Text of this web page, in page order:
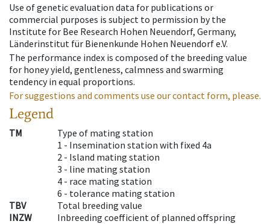
Use of genetic evaluation data for publications or
commercial purposes is subject to permission by the
Institute for Bee Research Hohen Neuendorf, Germany,
Länderinstitut für Bienenkunde Hohen Neuendorf e.V.
The performance index is composed of the breeding value
for honey yield, gentleness, calmness and swarming
tendency in equal proportions.
For suggestions and comments use our contact form, please.
Legend
TM
Type of mating station
1 - Insemination station with fixed 4a
2 - Island mating station
3 - line mating station
4 - race mating station
6 - tolerance mating station
TBV
Total breeding value
INZW
Inbreeding coefficient of planned offspring